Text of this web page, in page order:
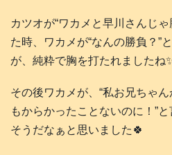
カツオが“ワカメと早川さんじ
た時、ワカメが“なんの勝負？”
が、純粋で胸を打たれましたね
その後ワカメが、“私お兄ちゃ
もからかったことないのに！”
そうだなぁと思いました🍀